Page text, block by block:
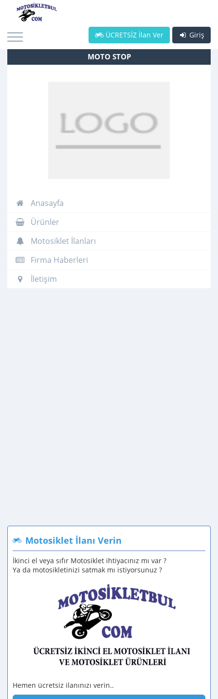
Giriş
ÜCRETSİZ İlan Ver
MOTO STOP
Anasayfa
Ürünler
Motosiklet İlanları
Firma Haberleri
İletişim
Motosiklet İlanı Verin
İkinci el veya sıfır Motosiklet ihtiyacınız mı var ?
Ya da motosikletinizi satmak mı istiyorsunuz ?
Hemen ücretsiz ilanınızı verin..